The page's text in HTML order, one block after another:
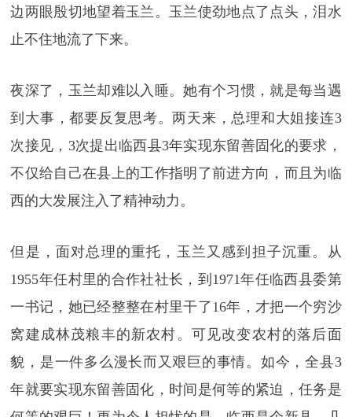
边两眼殷切地望着玉兰。玉兰使劲地点了点头，泪水
止不住地流了下来。
夜深了，玉兰却难以入睡。她有个习惯，就是每当遇
到大事，都要反复思考。两天来，总理和大姐接连3
次接见，3次提出临西县3年实现东留善固化的要求，
不仅给自己在县上的工作指明了前进方向，而且为临
西的大发展注入了精神动力。
但是，面对总理的重托，玉兰又感到担子沉重。从
1955年任村里的合作社社长，到1971年任临西县委第
一书记，她已经整整在村里干了16年，才把一个穷沙
窝建成林茂粮丰的新农村。可见改变农村的落后面
貌，是一件多么漫长而又艰巨的事情。如今，全县3
年就要实现东留善固化，时间是何等的紧迫，任务是